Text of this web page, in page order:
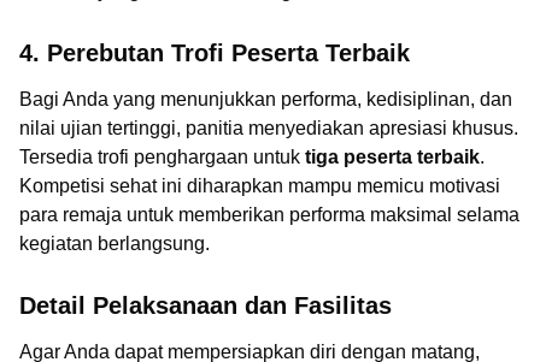
4. Perebutan Trofi Peserta Terbaik
Bagi Anda yang menunjukkan performa, kedisiplinan, dan
nilai ujian tertinggi, panitia menyediakan apresiasi khusus.
Tersedia trofi penghargaan untuk tiga peserta terbaik.
Kompetisi sehat ini diharapkan mampu memicu motivasi
para remaja untuk memberikan performa maksimal selama
kegiatan berlangsung.
Detail Pelaksanaan dan Fasilitas
Agar Anda dapat mempersiapkan diri dengan matang,